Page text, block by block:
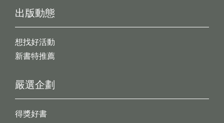
出版動態
想找好活動
新書特推薦
嚴選企劃
得獎好書